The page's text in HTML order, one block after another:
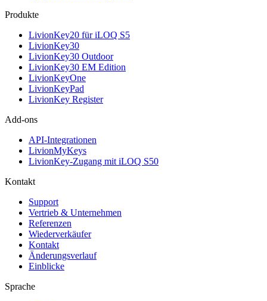
Produkte
LivionKey20 für iLOQ S5
LivionKey30
LivionKey30 Outdoor
LivionKey30 EM Edition
LivionKeyOne
LivionKeyPad
LivionKey Register
Add-ons
API-Integrationen
LivionMyKeys
LivionKey-Zugang mit iLOQ S50
Kontakt
Support
Vertrieb & Unternehmen
Referenzen
Wiederverkäufer
Kontakt
Änderungsverlauf
Einblicke
Sprache